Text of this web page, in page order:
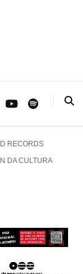
RECORDS
DA CULTURA